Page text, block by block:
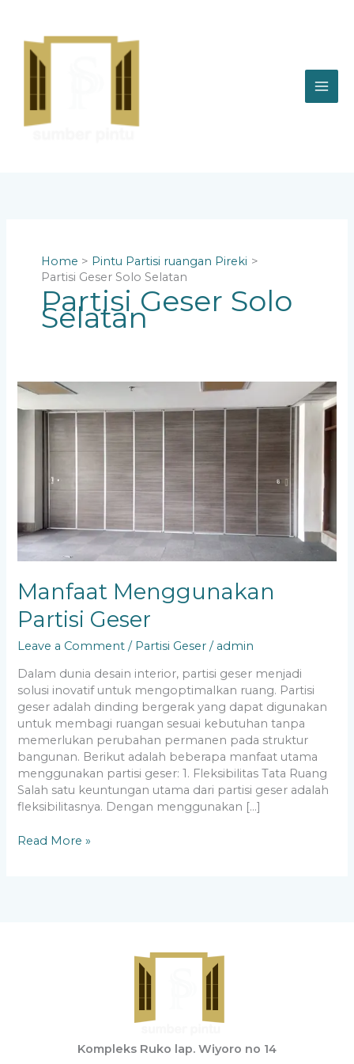
content
Home
Pintu Partisi ruangan Pireki
Partisi Geser Solo Selatan
Partisi Geser Solo
Selatan
Manfaat Menggunakan
Partisi Geser
Leave a Comment / Partisi Geser / admin
Dalam dunia desain interior, partisi geser menjadi
solusi inovatif untuk mengoptimalkan ruang. Partisi
geser adalah dinding bergerak yang dapat digunakan
untuk membagi ruangan sesuai kebutuhan tanpa
memerlukan perubahan permanen pada struktur
bangunan. Berikut adalah beberapa manfaat utama
menggunakan partisi geser: 1. Fleksibilitas Tata Ruang
Salah satu keuntungan utama dari partisi geser adalah
fleksibilitasnya. Dengan menggunakan […]
Manfaat
Menggunakan
Partisi
Read More »
Kompleks Ruko lap. Wiyoro no 14